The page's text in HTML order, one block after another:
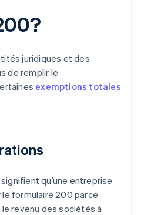
juridiques et des
de remplir le
exemptions totales
qu’une entreprise
le formulaire 200 parce
le revenu des sociétés à